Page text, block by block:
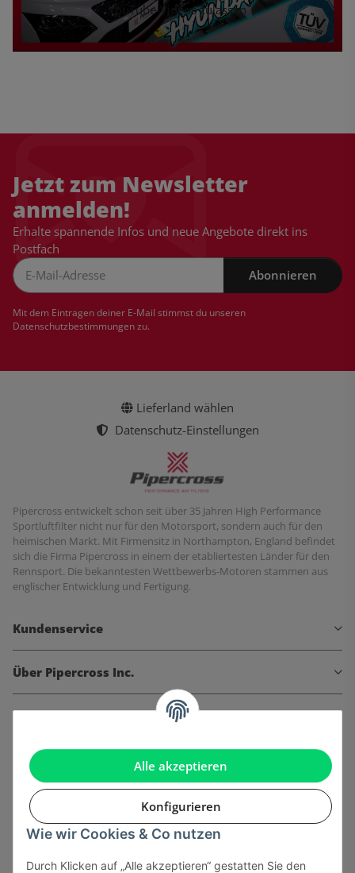
Alle akzeptieren
Konfigurieren
Wie wir Cookies & Co nutzen
Durch Klicken auf „Alle akzeptieren“ gestatten Sie den
YouTube-Videos zulassen
Jetzt zum Newsletter
anmelden!
Erhalte spannende Infos und neue Angebote direkt ins
Postfach
Abonnieren
Mit dem Eintragen deiner E-Mail stimmst du unseren
Datenschutzbestimmungenzu.
Lieferland wählen
Datenschutz-Einstellungen
Pipercross entwickelt schon seit über 35 Jahren High Performance
Sportluftfilter nicht nur für den Motorsport, sondern auch für den
heimischen Markt. Mit Firmensitz in Northampton, England befindet
sich die Firma Pipercross in einem der etabliertesten Länder für den
Rennsport. Die bekanntesten Wettbewerbs-Motoren stammen aus
englischer Entwicklung und Fertigung.
Kundenservice
Über Pipercross Inc.
Informationen
Gesetzliche Informationen